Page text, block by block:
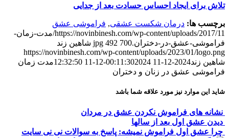
تلاش برای ایجاد احساس حسادت بعد از جدایی
برچسب ها: درمان شکست عشقی, فراموشی عشق
https://novinbinesh.com/wp-content/uploads/2017/11/مدت-زمان-
فراموشی-عشق-در-دختران.jpg
492 700
شاهین زند
https://novinbinesh.com/wp-content/uploads/2023/01/logo.png
شاهین زند2024-12-11 00:11:30
2024-12-11 12:32:50
مدت زمان
فراموشی عشق در زنان و دختران
شاید این موارد نیز مورد علاقه شما باشد
نشانه های فراموش نکردن عشق در مردان
دیدن عشق اول بعد از سالها
چرا عشق اول فراموش نمیشه: پاسخ به سوالات نی نی سایت